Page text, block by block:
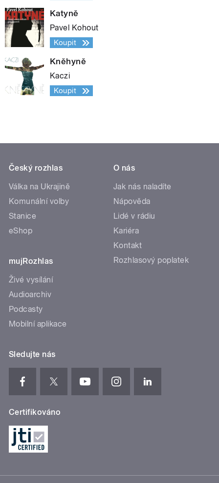
Katyně
Pavel Kohout
Koupit
Kněhyně
Kaczi
Koupit
Český rozhlas
Válka na Ukrajině
Komunální volby
Stanice
eShop
mujRozhlas
Živé vysílání
Audioarchiv
Podcasty
Mobilní aplikace
O nás
Jak nás naladíte
Nápověda
Lidé v rádiu
Kariéra
Kontakt
Rozhlasový poplatek
Sledujte nás
Certifikováno